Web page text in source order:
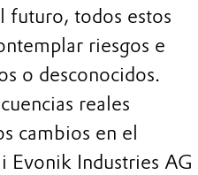
futuro, todos estos
riesgos e
o desconocidos.
reales
cambios en el
Industries AG